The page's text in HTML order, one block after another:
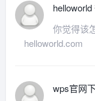
helloworld
你觉得该
helloworld.com
wps官网